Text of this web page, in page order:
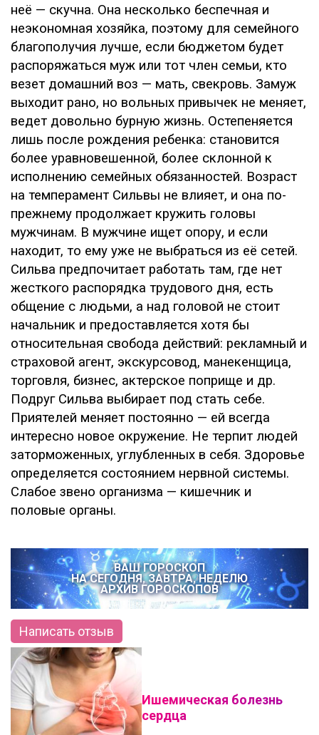
неё — скучна. Она несколько беспечная и
неэкономная хозяйка, поэтому для семейного
благополучия лучше, если бюджетом будет
распоряжаться муж или тот член семьи, кто
везет домашний воз — мать, свекровь. Замуж
выходит рано, но вольных привычек не меняет,
ведет довольно бурную жизнь. Остепеняется
лишь после рождения ребенка: становится
более уравновешенной, более склонной к
исполнению семейных обязанностей. Возраст
на темперамент Сильвы не влияет, и она по-
прежнему продолжает кружить головы
мужчинам. В мужчине ищет опору, и если
находит, то ему уже не выбраться из её сетей.
Сильва предпочитает работать там, где нет
жесткого распорядка трудового дня, есть
общение с людьми, а над головой не стоит
начальник и предоставляется хотя бы
относительная свобода действий: рекламный и
страховой агент, экскурсовод, манекенщица,
торговля, бизнес, актерское поприще и др.
Подруг Сильва выбирает под стать себе.
Приятелей меняет постоянно — ей всегда
интересно новое окружение. Не терпит людей
заторможенных, углубленных в себя. Здоровье
определяется состоянием нервной системы.
Слабое звено организма — кишечник и
половые органы.
ВАШ ГОРОСКОП
НА СЕГОДНЯ, ЗАВТРА, НЕДЕЛЮ
АРХИВ ГОРОСКОПОВ
Написать отзыв
Ишемическая болезнь
сердца